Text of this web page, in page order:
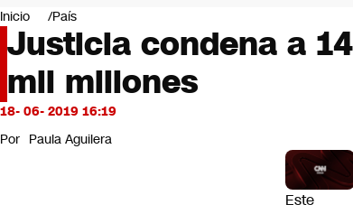
Mundo
Negocios
Deportes
Programas completos
Cultura
Servicios
Bits
CNN Data
Inicio País
Justicia condena a
mil millones
18- 06- 2019 16:19
Por Paula Aguilera
Este